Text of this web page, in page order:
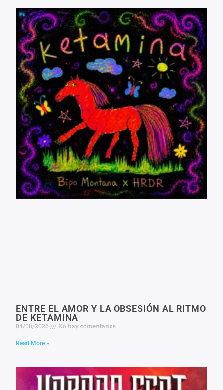
ENTRE EL AMOR Y LA OBSESIÓN AL RITMO
DE KETAMINA
04/08/2026 No hay comentarios
Read More »